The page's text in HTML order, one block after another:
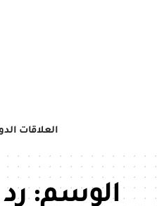
العلاقات
الوسم: